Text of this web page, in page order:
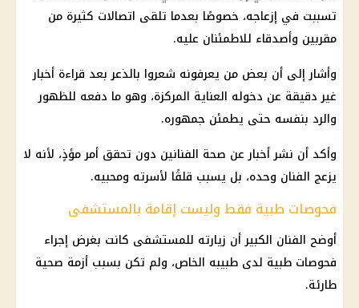
تسببت في إزعاجه، خصوصًا بعدما تلقى اتصالات كثيرة من
مقربين وأصدقاء للاطمئنان عليه.
وأشار إلى أن بعض من يعرفونه شعروا بالذعر بعد قراءة أخبار
غير دقيقة عن دخوله العناية المركزة، وهو ما دفعه للظهور
والرد بنفسه حتى يطمئن جمهوره.
وأكد أن نشر أخبار عن صحة الفنانين دون تحقق أمر مؤذٍ، لأنه لا
يزعج الفنان وحده، بل يسبب قلقًا لأسرته ومحبيه.
فحوصات طبية فقط وليست إقامة بالمستشفى
أوضح الفنان الكبير أن زيارته للمستشفى كانت بغرض إجراء
فحوصات طبية لدى طبيبه الخاص، ولم تكن بسبب أزمة صحية
طارئة.